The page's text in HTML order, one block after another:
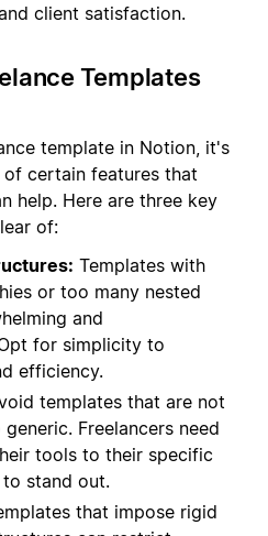
client satisfaction.
Templates
template in Notion, it's
certain features that
help. Here are three key
of:
Templates with
or too many nested
and
for simplicity to
efficiency.
templates that are not
Freelancers need
tools to their specific
to stand out.
that impose rigid